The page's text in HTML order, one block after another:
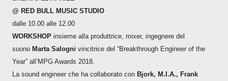
@ RED BULL MUSIC STUDIO
dalle 10.00 alle 12.00
WORKSHOP insieme alla produttrice, mixer, ingegnere del
suono Marta Salogni vincitrice del “Breakthrough Engineer of the
Year” all’MPG Awards 2018.
La sound engineer che ha collaborato con Bjork, M.I.A., Frank